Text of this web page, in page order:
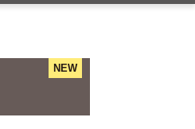
NEW